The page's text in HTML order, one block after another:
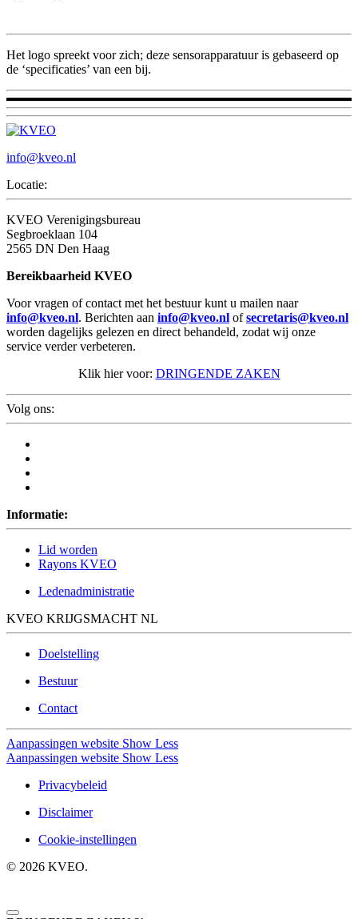
Het logo spreekt voor zich; deze sensorapparatuur is gebaseerd op
de ‘specificaties’ van een bij.
info@kveo.nl
Locatie:
KVEO Verenigingsbureau
Segbroeklaan 104
2565 DN Den Haag
Bereikbaarheid KVEO
Voor vragen of contact met het bestuur kunt u mailen naar
info@kveo.nl. Berichten aan info@kveo.nl ofsecretaris@kveo.nl
worden dagelijks gelezen en direct behandeld, zodat wij onze
service verder verbeteren.
Klik hier voor: DRINGENDE ZAKEN
Volg ons:
Informatie:
Lid worden
Rayons KVEO
Ledenadministratie
KVEO KRIJGSMACHT NL
Doelstelling
Bestuur
Contact
Aanpassingen website Show Less
Aanpassingen website Show Less
Privacybeleid
Disclaimer
Cookie-instellingen
© 2026 KVEO.